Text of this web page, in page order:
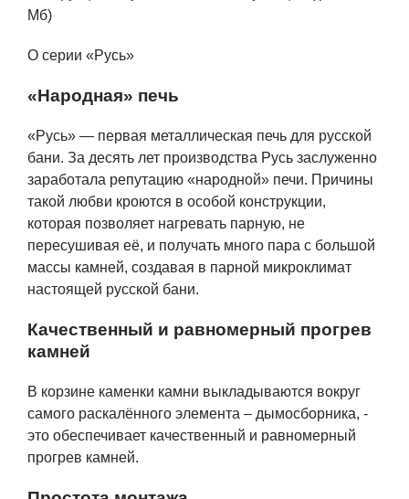
Мб)
О серии «Русь»
«Народная» печь
«Русь» — первая металлическая печь для русской
бани. За десять лет производства Русь заслуженно
заработала репутацию «народной» печи. Причины
такой любви кроются в особой конструкции,
которая позволяет нагревать парную, не
пересушивая её, и получать много пара с большой
массы камней, создавая в парной микроклимат
настоящей русской бани.
Качественный и равномерный прогрев
камней
В корзине каменки камни выкладываются вокруг
самого раскалённого элемента – дымосборника, -
это обеспечивает качественный и равномерный
прогрев камней.